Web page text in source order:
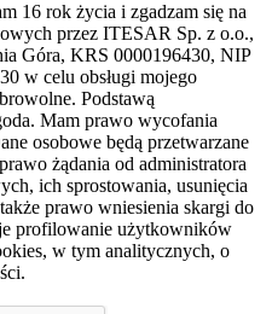
16 rok życia i zgadzam się na
przez ITESAR Sp. z o.o.,
Góra, KRS 0000196430, NIP
w celu obsługi mojego
Podstawą
Mam prawo wycofania
osobowe będą przetwarzane
żądania od administratora
ich sprostowania, usunięcia
prawo wniesienia skargi do
profilowanie użytkowników
w tym analitycznych, o